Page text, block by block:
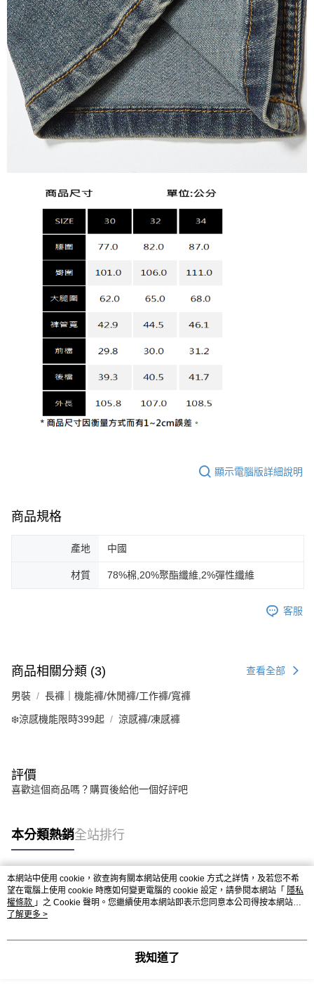
顯示電腦版詳細說明
商品規格
產地 中國
材質 78%棉,20%聚酯纖維,2%彈性纖維
客服
商品相關分類 (3) 查看全部
男裝 長褲｜機能褲/休閒褲/工作褲/寬褲
❄️涼感機能限時399起 涼感褲/凍感褲
評價
喜歡這個商品嗎？購買後給他一個好評吧
本分類熱銷全站排行
熱門標籤
本網站中使用 cookie，欲查詢有關本網站使用 cookie 方式之詳情，及若您不希
望在電腦上使用 cookie 時應如何變更電腦的 cookie 設定，請參閱本網站「 隱私
權條款 」之 Cookie 聲明。您繼續使用本網站即表示您同意本公司得按本網站使
用條款之 Cookie 聲明使用 cookie。
了解更多 >
我知道了